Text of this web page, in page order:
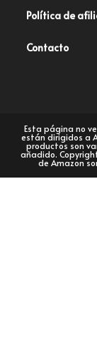
Política de
Contacto
Esta página no
están dirigidos a
productos son
añadido.
de Amazon